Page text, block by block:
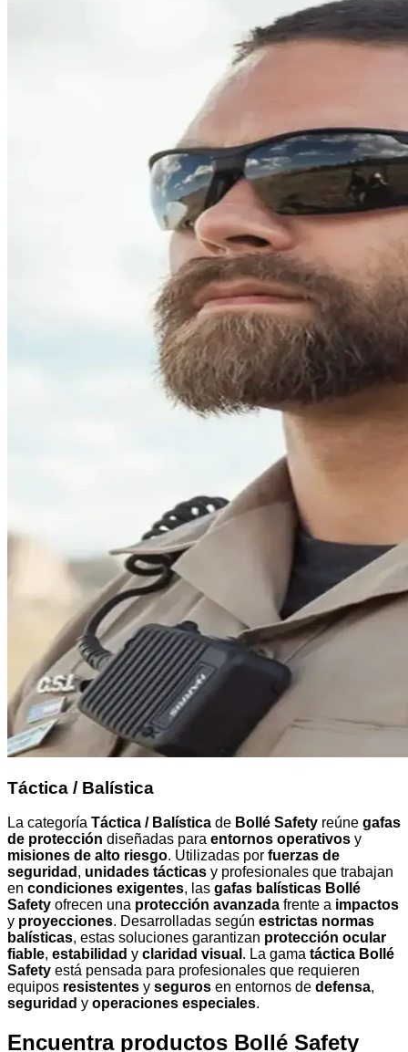
Táctica / Balística
La categoría Táctica / Balística de Bollé Safety reúne gafas
de protección diseñadas para entornos operativos y
misiones de alto riesgo. Utilizadas por fuerzas de
seguridad , unidades tácticas y profesionales que trabajan
en condiciones exigentes, las gafas balísticas Bollé
Safety ofrecen una protección avanzada frente a impactos
y proyecciones. Desarrolladas según estrictas normas
balísticas, estas soluciones garantizan protección ocular
fiable, estabilidad y claridad visual . La gama táctica Bollé
Safety está pensada para profesionales que requieren
equipos resistentes y seguros en entornos de defensa,
seguridad y operaciones especiales.
Encuentra productos Bollé Safety